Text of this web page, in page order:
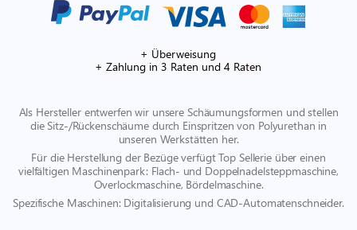
+ Überweisung
+ Zahlung in 3 Raten und 4 Raten
Als Hersteller entwerfen wir unsere Schäumungsformen und stellen
die Sitz-/Rückenschäume durch Einspritzen von Polyurethan in
unseren Werkstätten her.
Für die Herstellung der Bezüge verfügt Top Sellerie über einen
vielfältigen Maschinenpark: Flach- und Doppelnadelsteppmaschine,
Overlockmaschine, Bördelmaschine.
Spezifische Maschinen: Digitalisierung und CAD-Automatenschneider.